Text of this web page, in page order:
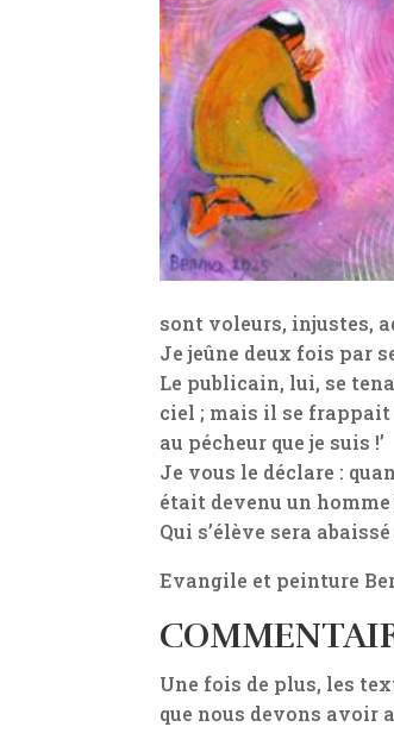
sont voleurs, injustes,
Je jeûne deux fois par
Le publicain, lui, se
ciel ; mais il se
au pécheur que je suis !’
Je vous le déclare :
était devenu un
Qui s’élève sera
Evangile et peinture
Une fois de plus, les
que nous devons avoir